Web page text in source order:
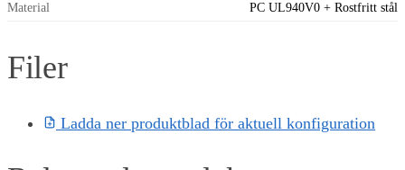
Material PC UL940V0 + Rostfritt stål
Filer
Ladda ner produktblad för aktuell konfiguration